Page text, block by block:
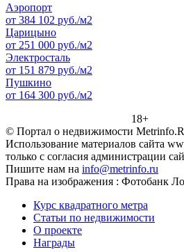
Аэропорт
от 384 102 руб./м2
Царицыно
от 251 000 руб./м2
Электросталь
от 151 879 руб./м2
Пушкино
от 164 300 руб./м2
18+
© Портал о недвижимости
Использование материалов сайта
только с согласия администрации
Пишите нам на info@metrinfo.ru
Права на изображения : Фотобанк
Курс квадратного метра
Статьи по недвижимости
О проекте
Награды